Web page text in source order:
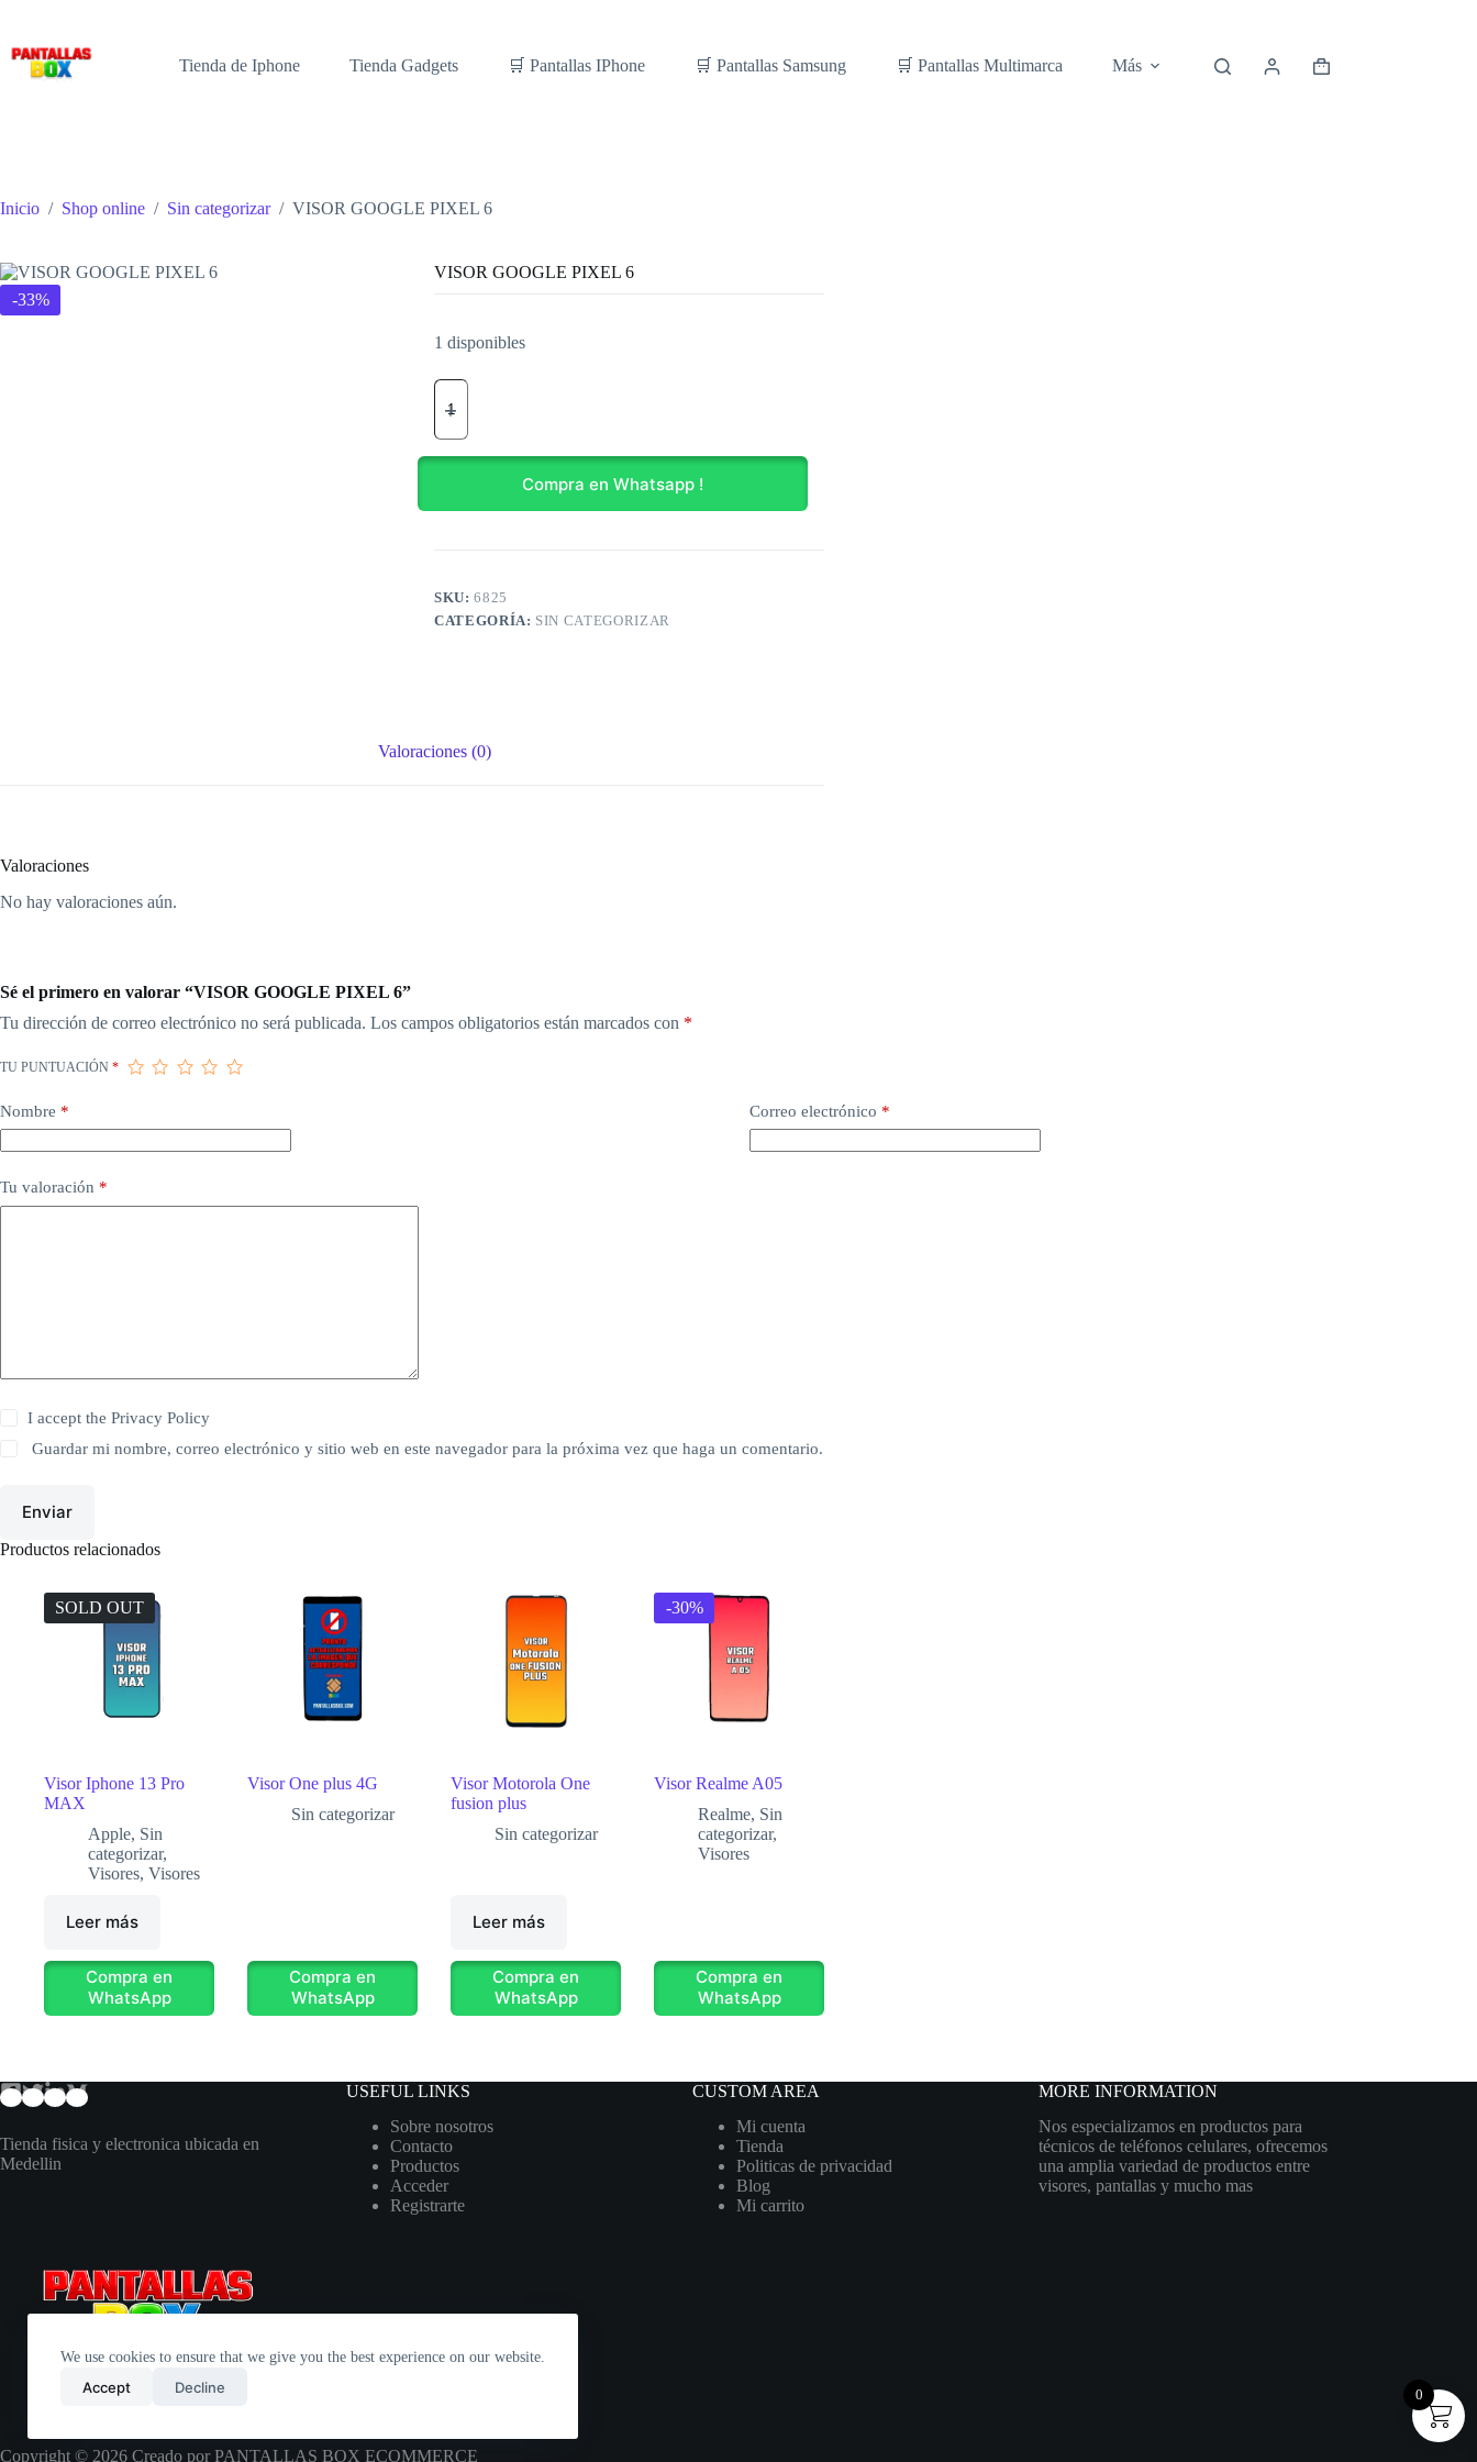
contenido
We use cookies to ensure that we give you the best experience on our website.
Accept Decline
Tienda de Iphone Tienda Gadgets 🛒 Pantallas IPhone 🛒 Pantallas Samsung 🛒 Pantallas Multimarca Más
Carro
Inicio / Shop online / Sin categorizar / VISOR GOOGLE PIXEL 6
-33%
VISOR GOOGLE PIXEL 6
1 disponibles
VISOR
GOOGLE
6
cantidad
Compra en Whatsapp !
SKU:6825
CATEGORÍA: SIN CATEGORIZAR
Valoraciones (0)
Valoraciones
No hay valoraciones aún.
Sé el primero en valorar “VISOR GOOGLE PIXEL 6”
Tu dirección de correo electrónico no será publicada. Los campos obligatorios están marcados con *
TU PUNTUACIÓN *
Nombre * Correo electrónico *
Tu valoración *
I accept thePrivacy Policy
Guardar mi nombre, correo electrónico y sitio web en este navegador para la próxima vez que haga un comentario.
Enviar
Productos relacionados
SOLD OUT
Visor Iphone 13 Pro
MAX
Apple, Sin
categorizar,
Visores, Visores
Leer más
Compra en
WhatsApp
Visor One plus 4G
Sin categorizar
Compra en
WhatsApp
Visor Motorola One
fusion plus
Sin categorizar
Leer más
Compra en
WhatsApp
-30%
Visor Realme A05
Realme, Sin
categorizar,
Visores
Compra en
WhatsApp
Tienda fisica y electronica ubicada en
Medellin
USEFUL LINKS
Sobre nosotros
Contacto
Productos
Acceder
Registrarte
CUSTOM AREA
Mi cuenta
Tienda
Politicas de privacidad
Blog
Mi carrito
MORE INFORMATION
Nos especializamos en productos para
técnicos de teléfonos celulares, ofrecemos
una amplia variedad de productos entre
visores, pantallas y mucho mas
Copyright © 2026 Creado por PANTALLAS BOX ECOMMERCE
0